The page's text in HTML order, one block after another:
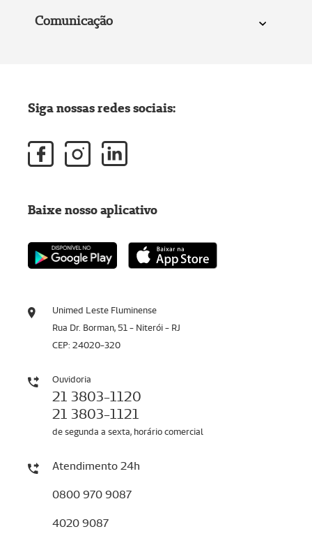
Comunicação
Unimed Leste Fluminense
Rua Dr. Borman, 51 - Niterói - RJ
CEP: 24020-320
Ouvidoria
21 3803-1120
21 3803-1121
de segunda a sexta, horário comercial
Atendimento 24h
0800 970 9087
4020 9087
Siga nossas redes sociais:
Baixe nosso aplicativo